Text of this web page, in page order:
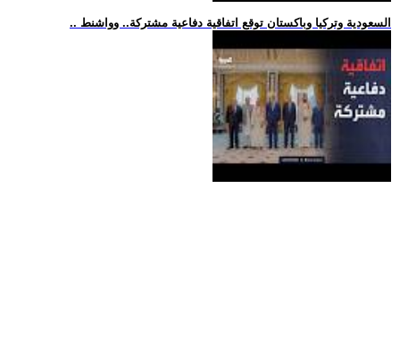
.. السعودية وتركيا وباكستان توقع اتفاقية دفاعية مشتركة.. وواشنط